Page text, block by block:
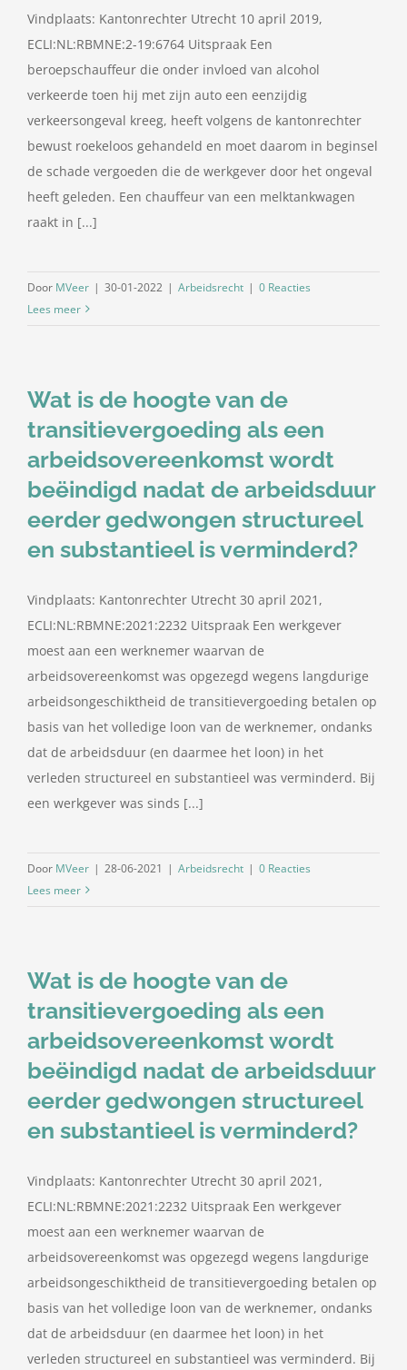
Vindplaats: Kantonrechter Utrecht 10 april 2019,
ECLI:NL:RBMNE:2-19:6764 Uitspraak Een
beroepschauffeur die onder invloed van alcohol
verkeerde toen hij met zijn auto een eenzijdig
verkeersongeval kreeg, heeft volgens de kantonrechter
bewust roekeloos gehandeld en moet daarom in beginsel
de schade vergoeden die de werkgever door het ongeval
heeft geleden. Een chauffeur van een melktankwagen
raakt in [...]
Door MVeer | 30-01-2022 | Arbeidsrecht | 0 Reacties
Lees meer
Wat is de hoogte van de
transitievergoeding als een
arbeidsovereenkomst wordt
beëindigd nadat de arbeidsduur
eerder gedwongen structureel
en substantieel is verminderd?
Vindplaats: Kantonrechter Utrecht 30 april 2021,
ECLI:NL:RBMNE:2021:2232 Uitspraak Een werkgever
moest aan een werknemer waarvan de
arbeidsovereenkomst was opgezegd wegens langdurige
arbeidsongeschiktheid de transitievergoeding betalen op
basis van het volledige loon van de werknemer, ondanks
dat de arbeidsduur (en daarmee het loon) in het
verleden structureel en substantieel was verminderd. Bij
een werkgever was sinds [...]
Door MVeer | 28-06-2021 | Arbeidsrecht | 0 Reacties
Lees meer
Wat is de hoogte van de
transitievergoeding als een
arbeidsovereenkomst wordt
beëindigd nadat de arbeidsduur
eerder gedwongen structureel
en substantieel is verminderd?
Vindplaats: Kantonrechter Utrecht 30 april 2021,
ECLI:NL:RBMNE:2021:2232 Uitspraak Een werkgever
moest aan een werknemer waarvan de
arbeidsovereenkomst was opgezegd wegens langdurige
arbeidsongeschiktheid de transitievergoeding betalen op
basis van het volledige loon van de werknemer, ondanks
dat de arbeidsduur (en daarmee het loon) in het
verleden structureel en substantieel was verminderd. Bij